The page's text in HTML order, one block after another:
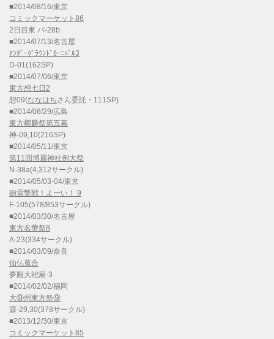
■2014/08/16/東京
コミックマーケット86
2日目東 パ-28b
■2014/07/13/名古屋
ｱﾝﾀﾞｰｸﾞﾗｳﾝﾄﾞｶｰﾆﾊﾞﾙ3
D-01(162SP)
■2014/07/06/東京
東方想七日2
想09(ななはちさん委託・111SP)
■2014/06/29/広島
東方椰麟祭第五幕
神-09,10(216SP)
■2014/05/11/東京
第11回博麗神社例大祭
N-38a(4,312サークル)
■2014/05/03-04/東京
砲雷撃戦！よーい！ 9
F-105(578/853サークル)
■2014/03/30/名古屋
東方名華祭8
A-23(334サークル)
■2014/03/09/奈良
仙仏蒐合
夢殿大祀廟-3
■2014/02/02/福岡
大⑨州東方祭⑨
霖-29,30(378サークル)
■2013/12/30/東京
コミックマーケット85